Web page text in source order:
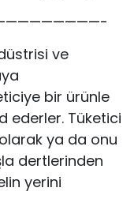
ve
bir ürünle
ederler. Tüketici
ya da onu
dertlerinden
yerini